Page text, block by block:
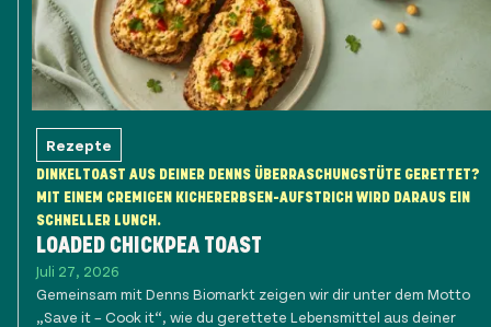
Rezepte
DINKELTOAST AUS DEINER DENNS ÜBERRASCHUNGSTÜTE GERETTET?
MIT EINEM CREMIGEN KICHERERBSEN-AUFSTRICH WIRD DARAUS EIN
SCHNELLER LUNCH.
LOADED CHICKPEA TOAST
Juli 27, 2026
Gemeinsam mit Denns Biomarkt zeigen wir dir unter dem Motto
„Save it – Cook it“, wie du gerettete Lebensmittel aus deiner